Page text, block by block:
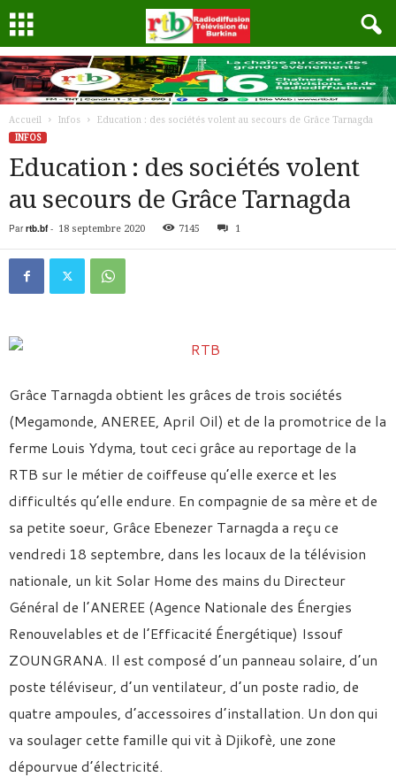
Accueil Infos
Education : des sociétés volent au secours de Grâce Tarnagda
INFOS
Education : des sociétés volent
au secours de Grâce Tarnagda
Par rtb.bf- 18 septembre 2020 7145 1
Grâce Tarnagda obtient les grâces de trois sociétés
(Megamonde, ANEREE, April Oil) et de la promotrice de la
ferme Louis Ydyma, tout ceci grâce au reportage de la
RTB sur le métier de coiffeuse qu’elle exerce et les
difficultés qu’elle endure. En compagnie de sa mère et de
sa petite soeur, Grâce Ebenezer Tarnagda a reçu ce
vendredi 18 septembre, dans les locaux de la télévision
nationale, un kit Solar Home des mains du Directeur
Général de l’ANEREE (Agence Nationale des Énergies
Renouvelables et de l’Efficacité Énergétique) Issouf
ZOUNGRANA. Il est composé d’un panneau solaire, d’un
poste téléviseur, d’un ventilateur, d’un poste radio, de
quatre ampoules, d’accessoires d’installation. Un don qui
va soulager cette famille qui vit à Djikofè, une zone
dépourvue d’électricité.